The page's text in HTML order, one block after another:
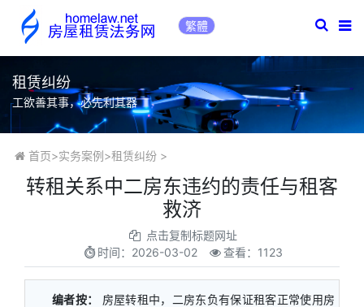
繁體
租赁纠纷
工欲善其事，必先利其器
首页>实务案例 >租赁纠纷>
转租关系中二房东违约的责任与租客
救济
点击复制标题网址
时间： 2026-03-02 查看：1123
编者按：
房屋转租中，二房东负有保证租客正常使用房